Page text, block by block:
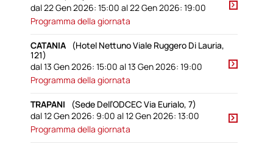
dal 22 Gen 2026: 15:00 al 22 Gen 2026: 19:00
Programma della giornata
CATANIA
(Hotel Nettuno Viale Ruggero Di Lauria,
121)
dal 13 Gen 2026: 15:00 al 13 Gen 2026: 19:00
Programma della giornata
TRAPANI
(Sede Dell’ODCEC Via Eurialo, 7)
dal 12 Gen 2026: 9:00 al 12 Gen 2026: 13:00
Programma della giornata